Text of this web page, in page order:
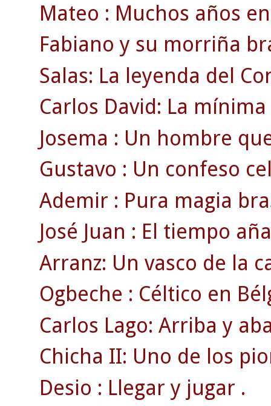
Mateo : Muchos años
Fabiano y su morriña
Salas: La leyenda del
Carlos David: La
Josema : Un hombre
Gustavo : Un confeso
Ademir : Pura magia
José Juan : El tiempo
Arranz: Un vasco de la
Ogbeche : Céltico en
Carlos Lago: Arriba y
Chicha II: Uno de los
Desio : Llegar y jugar .